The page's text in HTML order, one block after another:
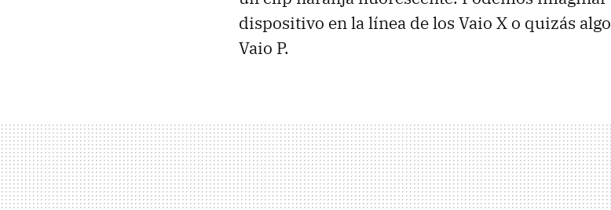
dispositivo en la línea de los Vaio X o quizás
Vaio P.